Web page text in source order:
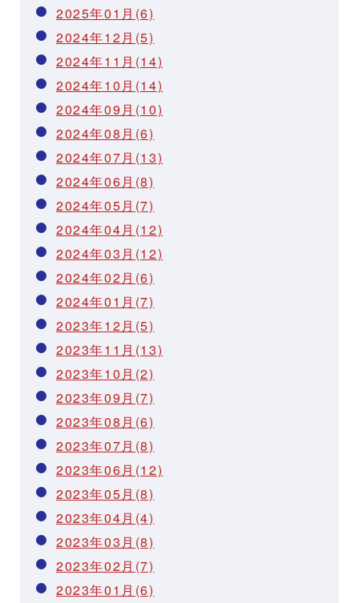
2025年01月(6)
2024年12月(5)
2024年11月(14)
2024年10月(14)
2024年09月(10)
2024年08月(6)
2024年07月(13)
2024年06月(8)
2024年05月(7)
2024年04月(12)
2024年03月(12)
2024年02月(6)
2024年01月(7)
2023年12月(5)
2023年11月(13)
2023年10月(2)
2023年09月(7)
2023年08月(6)
2023年07月(8)
2023年06月(12)
2023年05月(8)
2023年04月(4)
2023年03月(8)
2023年02月(7)
2023年01月(6)